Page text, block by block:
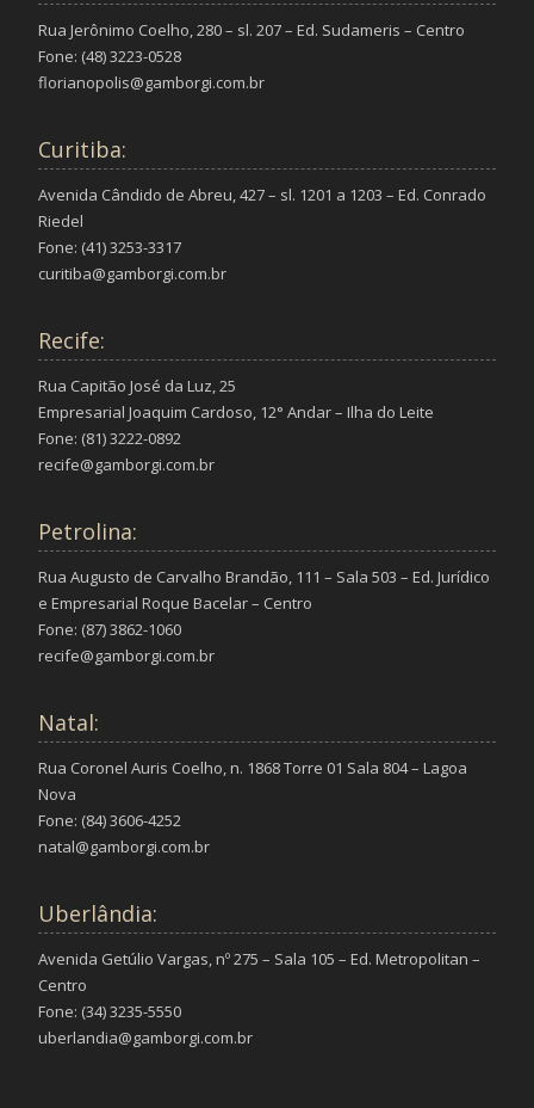
Rua Jerônimo Coelho, 280 – sl. 207 – Ed. Sudameris – Centro
Fone: (48) 3223-0528
florianopolis@gamborgi.com.br
Curitiba:
Avenida Cândido de Abreu, 427 – sl. 1201 a 1203 – Ed. Conrado
Riedel
Fone: (41) 3253-3317
curitiba@gamborgi.com.br
Recife:
Rua Capitão José da Luz, 25
Empresarial Joaquim Cardoso, 12° Andar – Ilha do Leite
Fone: (81) 3222-0892
recife@gamborgi.com.br
Petrolina:
Rua Augusto de Carvalho Brandão, 111 – Sala 503 – Ed. Jurídico
e Empresarial Roque Bacelar – Centro
Fone: (87) 3862-1060
recife@gamborgi.com.br
Natal:
Rua Coronel Auris Coelho, n. 1868 Torre 01 Sala 804 – Lagoa
Nova
Fone: (84) 3606-4252
natal@gamborgi.com.br
Uberlândia:
Avenida Getúlio Vargas, nº 275 – Sala 105 – Ed. Metropolitan –
Centro
Fone: (34) 3235-5550
uberlandia@gamborgi.com.br